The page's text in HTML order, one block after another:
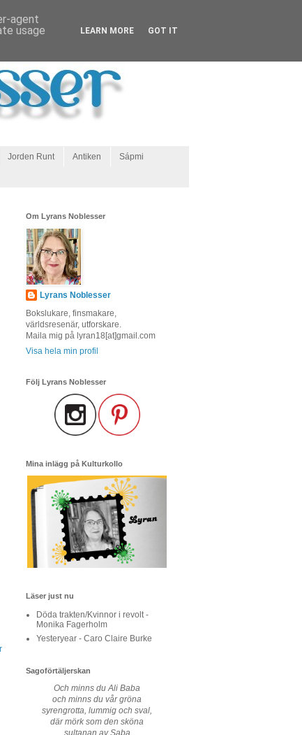
Jorden Runt Antiken Sápmi
Om Lyrans Noblesser
Lyrans Noblesser
Bokslukare, finsmakare,
världsresenär, utforskare.
Maila mig på lyran18[at]gmail.com
Visa hela min profil
Följ Lyrans Noblesser
Mina inlägg på Kulturkollo
Läser just nu
Döda trakten/Kvinnor i revolt -
Monika Fagerholm
Yesteryear - Caro Claire Burke
Sagoförtäljerskan
Och minns du Ali Baba
och minns du vår gröna
syrengrotta, lummig och sval,
där mörk som den sköna
agent
usage
LEARN MORE GOT IT